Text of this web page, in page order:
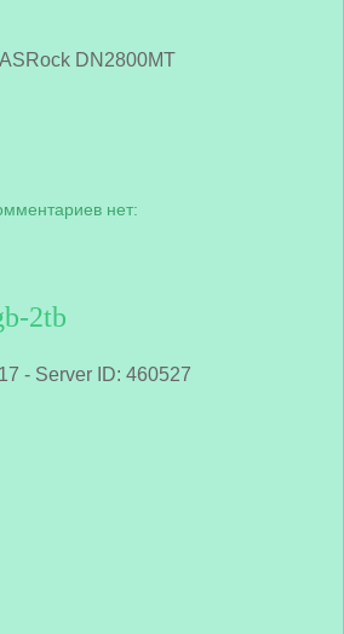
DN2800MT
нет:
2tb
- Server ID: 460527